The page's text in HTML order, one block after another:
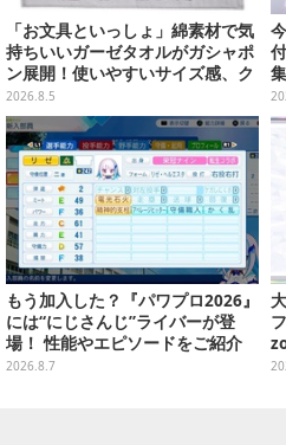
「お文具といっしょ」綿素材で気
持ちいいガーゼタオルがガシャポ
ン展開！使いやすいサイズ感、ク
ールな和柄や可愛らしいお寿司な
ど全4種
2026.8.5
もう加入した？『パワプロ2026』
には“にじさんじ”ライバーが登
場！ 性能やエピソードをご紹介
2026.8.7